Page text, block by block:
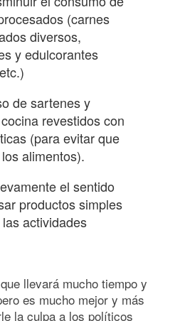
(carnes
diversos,
y edulcorantes
de sartenes y
revestidos con
(para evitar que
alimentos).
el sentido
productos simples
actividades
llevará mucho tiempo y
es mucho mejor y más
la culpa a los políticos